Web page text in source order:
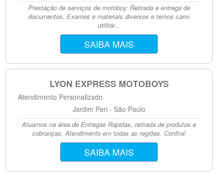
Prestação de serviços de motoboy: Retirada e entrega de
documentos, Exames e materiais diversos e temos carro
utilitár...
SAIBA MAIS
LYON EXPRESS MOTOBOYS
Atendimento Personalizado
Jardim Peri - São Paulo
Atuamos na área de Entregas Rápidas, retirada de produtos e
cobranças. Atendimento em todas as regiões. Confira!
SAIBA MAIS